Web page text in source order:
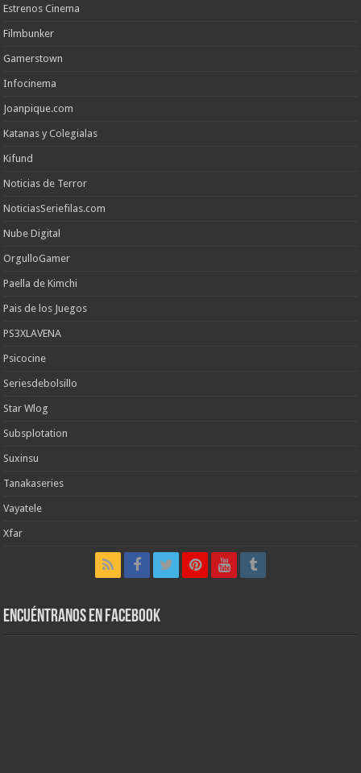
Estrenos Cinema
Filmbunker
Gamerstown
Infocinema
Joanpique.com
Katanas y Colegialas
Kifund
Noticias de Terror
NoticiasSeriefilas.com
Nube Digital
OrgulloGamer
Paella de Kimchi
Pais de los Juegos
PS3XLAVENA
Psicocine
Seriesdebolsillo
Star Wlog
Subsplotation
Suxinsu
Tanakaseries
Vayatele
Xfar
Encuéntranos en Facebook